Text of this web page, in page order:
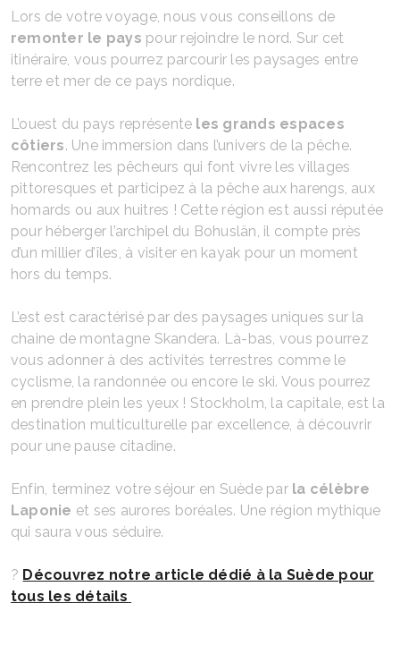
Lors de votre voyage, nous vous conseillons de
remonter le pays pour rejoindre le nord. Sur cet
itinéraire, vous pourrez parcourir les paysages entre
terre et mer de ce pays nordique.
L’ouest du pays représente les grands espaces
côtiers. Une immersion dans l’univers de la pêche.
Rencontrez les pêcheurs qui font vivre les villages
pittoresques et participez à la pêche aux harengs, aux
homards ou aux huitres ! Cette région est aussi réputée
pour héberger l’archipel du Bohuslän, il compte près
d’un millier d’îles, à visiter en kayak pour un moment
hors du temps.
L’est est caractérisé par des paysages uniques sur la
chaine de montagne Skandera. Là-bas, vous pourrez
vous adonner à des activités terrestres comme le
cyclisme, la randonnée ou encore le ski. Vous pourrez
en prendre plein les yeux ! Stockholm, la capitale, est la
destination multiculturelle par excellence, à découvrir
pour une pause citadine.
Enfin, terminez votre séjour en Suède par la célèbre
Laponie et ses aurores boréales. Une région mythique
qui saura vous séduire.
? Découvrez notre article dédié à la Suède pour
tous les détails